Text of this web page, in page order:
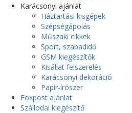
Karácsonyi ajánlat
Háztartási kisgépek
Szépségápolás
Műszaki cikkek
Sport, szabadidő
GSM kiegészítők
Kisállat felszerelés
Karácsonyi dekoráció
Papír-írószer
Foxpost ajánlat
Szállodai kiegészítő